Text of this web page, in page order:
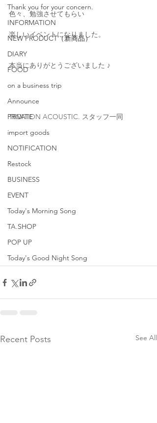
Thank you for your concern.
INFORMATION
NEW PRODUCT（新商品）
DIARY
FOOD
on a business trip
Announce
PRIVATE
import goods
NOTIFICATION
Restock
BUSINESS
EVENT
Today's Morning Song
TA.SHOP
POP UP
Today's Good Night Song
色々、勉強させてもらい
楽しいイベントになりました。
本当にありがとうございました ♪
TRDITION ACOUSTIC. スタッフ一同
Recent Posts See All